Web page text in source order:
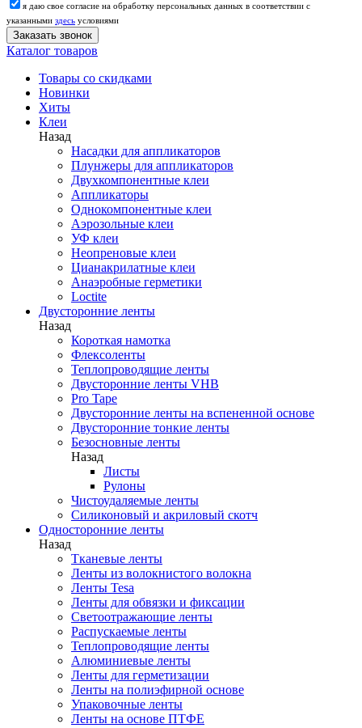
я даю свое согласие на обработку персональных данных в соответствии с
указанными здесь условиями
Каталог товаров
Товары со скидками
Новинки
Хиты
Клеи
Назад
Насадки для аппликаторов
Плунжеры для аппликаторов
Двухкомпонентные клеи
Аппликаторы
Однокомпонентные клеи
Аэрозольные клеи
УФ клеи
Неопреновые клеи
Цианакрилатные клеи
Анаэробные герметики
Loctite
Двусторонние ленты
Назад
Короткая намотка
Флексоленты
Теплопроводящие ленты
Двусторонние ленты VHB
Pro Tape
Двусторонние ленты на вспененной основе
Двусторонние тонкие ленты
Безосновные ленты
Назад
Листы
Рулоны
Чистоудаляемые ленты
Силиконовый и акриловый скотч
Односторонние ленты
Назад
Тканевые ленты
Ленты из волокнистого волокна
Ленты Tesa
Ленты для обвязки и фиксации
Светоотражающие ленты
Распускаемые ленты
Теплопроводящие ленты
Алюминиевые ленты
Ленты для герметизации
Ленты на полиэфирной основе
Упаковочные ленты
Ленты на основе ПТФЕ